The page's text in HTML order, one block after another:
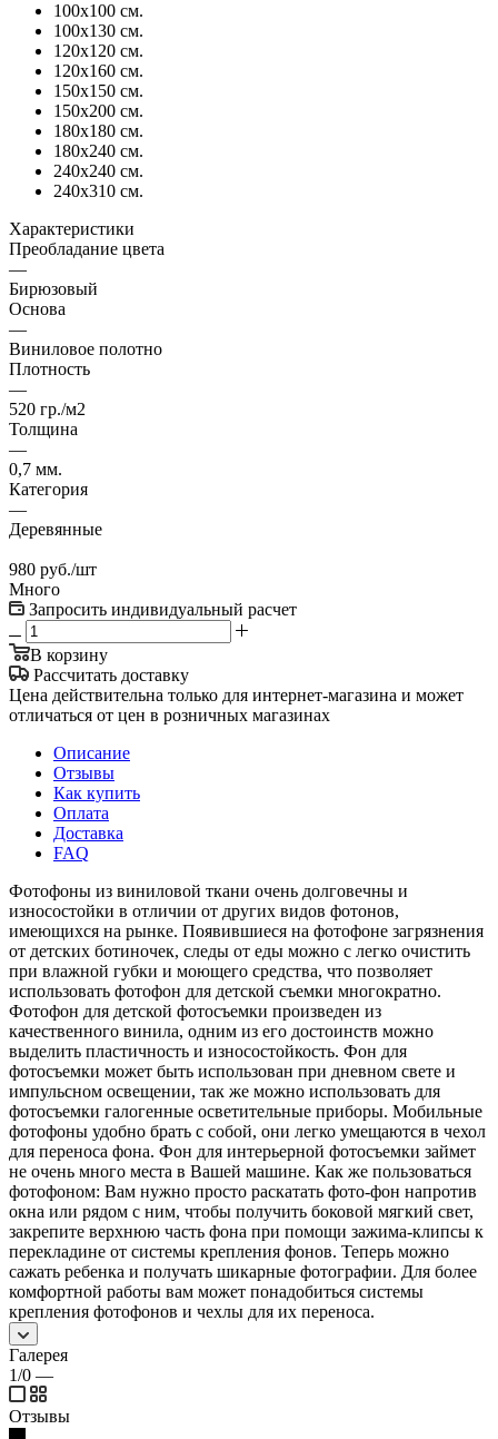
100х100 см.
100х130 см.
120х120 см.
120х160 см.
150х150 см.
150х200 см.
180х180 см.
180х240 см.
240х240 см.
240х310 см.
Характеристики
Преобладание цвета
—
Бирюзовый
Основа
—
Виниловое полотно
Плотность
—
520 гр./м2
Толщина
—
0,7 мм.
Категория
—
Деревянные
980 руб./шт
Много
Запросить индивидуальный расчет
В корзину
Рассчитать доставку
Цена действительна только для интернет-магазина и может
отличаться от цен в розничных магазинах
Описание
Отзывы
Как купить
Оплата
Доставка
FAQ
Фотофоны из виниловой ткани очень долговечны и
износостойки в отличии от других видов фотонов,
имеющихся на рынке. Появившиеся на фотофоне загрязнения
от детских ботиночек, следы от еды можно с легко очистить
при влажной губки и моющего средства, что позволяет
использовать фотофон для детской съемки многократно.
Фотофон для детской фотосъемки произведен из
качественного винила, одним из его достоинств можно
выделить пластичность и износостойкость. Фон для
фотосъемки может быть использован при дневном свете и
импульсном освещении, так же можно использовать для
фотосъемки галогенные осветительные приборы. Мобильные
фотофоны удобно брать с собой, они легко умещаются в чехол
для переноса фона. Фон для интерьерной фотосъемки займет
не очень много места в Вашей машине. Как же пользоваться
фотофоном: Вам нужно просто раскатать фото-фон напротив
окна или рядом с ним, чтобы получить боковой мягкий свет,
закрепите верхнюю часть фона при помощи зажима-клипсы к
перекладине от системы крепления фонов. Теперь можно
сажать ребенка и получать шикарные фотографии. Для более
комфортной работы вам может понадобиться системы
крепления фотофонов и чехлы для их переноса.
Галерея
1/0 —
Отзывы